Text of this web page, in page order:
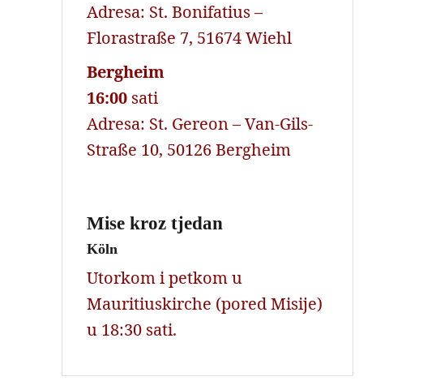
Adresa: St. Bonifatius –
Florastraße 7, 51674 Wiehl
Bergheim
16:00 sati
Adresa: St. Gereon – Van-Gils-
Straße 10, 50126 Bergheim
Mise kroz tjedan
Köln
Utorkom i petkom u
Mauritiuskirche (pored Misije)
u 18:30 sati.